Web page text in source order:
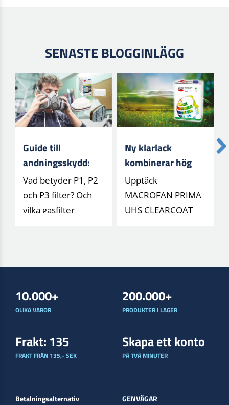
SENASTE BLOGGINLÄGG
Guide till
andningsskydd:
Förstå filtertyper
och klasser (P1,
P2, P3)
Vad betyder P1, P2
och P3 filter? Och
vilka gasfilter
Ny klarlack
kombinerar hög
glans med minskat
klimatavtryck
Upptäck
MACROFAN PRIMA
UHS CLEARCOAT
10.000+
OLIKA VAROR
200.000+
PRODUKTER I LAGER
Frakt: 135
FRAKT FRÅN 135,- SEK
Skapa ett konto
PÅ TVÅ MINUTER
Betalningsalternativ GENVÄGAR